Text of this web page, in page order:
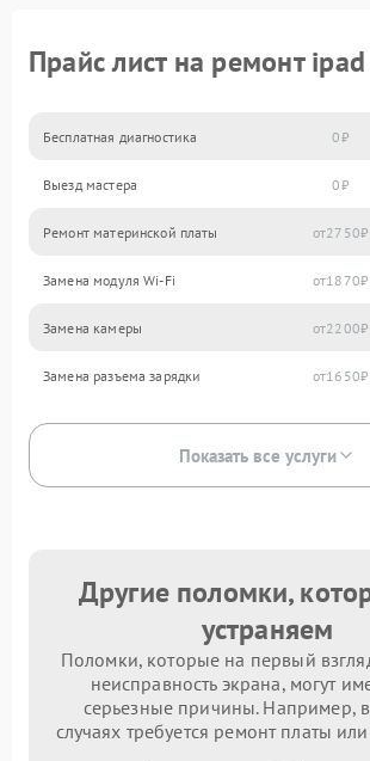
Прайс лист на ремонт
Бесплатная диагностика 0
Выезд мастера 0
Ремонт материнской платы 2750
Замена модуля Wi-Fi 1870
Замена камеры 2200
Замена разъема зарядки 1650
Показать все услуги
Другие поломки,
устраняем
Поломки, которые на первый
неисправность экрана, могут
серьезные причины. Например,
случаях требуется ремонт платы